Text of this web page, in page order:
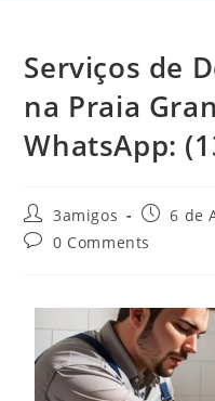
Serviços de
na Praia
WhatsApp:
3amigos 6 de
0 Comments